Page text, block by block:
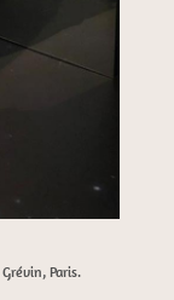
Paris.